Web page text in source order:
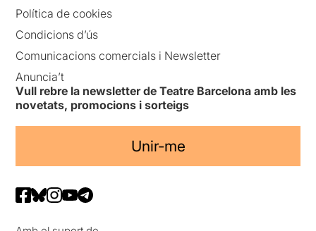
Política de cookies
Condicions d’ús
Comunicacions comercials i Newsletter
Anuncia’t
Vull rebre la newsletter de Teatre Barcelona amb les
novetats, promocions i sorteigs
Unir-me